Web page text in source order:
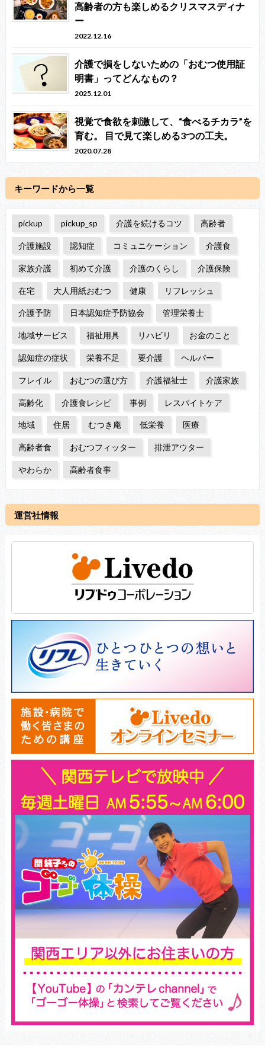
高齢者の方も楽しめるクリスマスディナ
ー
2022.12.16
介護で損をしないための「おむつ使用証
明書」ってどんなもの？
2025.12.01
視覚で食欲を刺激して、“食べるチカラ”を
育む。 目で見て楽しめる3つの工夫。
2020.07.28
キーワードから一覧
pickup pickup_sp 介護を続けるコツ 高齢者
介護施設 認知症 コミュニケーション 介護食
家族介護 初めて介護 介護のくらし 介護保険
在宅 大人用紙おむつ 健康 リフレッシュ
介護予防 日本認知症予防協会 管理栄養士
地域サービス 福祉用具 リハビリ お金のこと
認知症の症状 栄養不足 要介護 ヘルパー
フレイル おむつの選び方 介護福祉士 介護家族
高齢化 介護食レシピ 事例 レスパイトケア
地域 住居 むつき庵 低栄養 医療
高齢者食 おむつフィッター 排泄アウター
やわらか 高齢者食事
運営社情報